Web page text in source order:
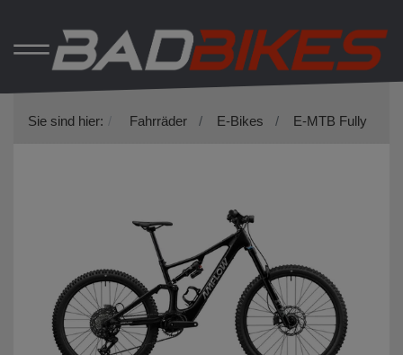
Sie sind hier: Fahrräder E-Bikes E-MTB Fully